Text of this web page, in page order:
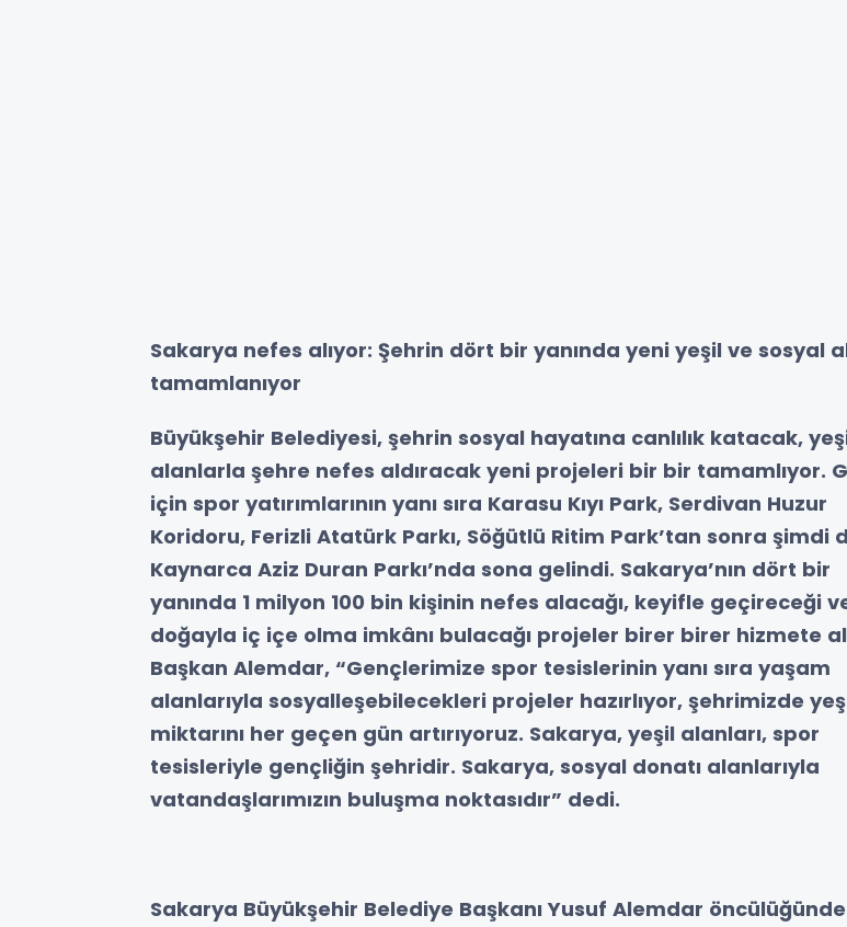
Sakarya nefes alıyor: Şehrin dört bir yanında yeni yeşil ve sosyal
tamamlanıyor
Büyükşehir Belediyesi, şehrin sosyal hayatına canlılık katacak,
alanlarla şehre nefes aldıracak yeni projeleri bir bir tamamlıyor.
için spor yatırımlarının yanı sıra Karasu Kıyı Park, Serdivan Huzur
Koridoru, Ferizli Atatürk Parkı, Söğütlü Ritim Park’tan sonra şimdi
Kaynarca Aziz Duran Parkı’nda sona gelindi. Sakarya’nın dört bir
yanında 1 milyon 100 bin kişinin nefes alacağı, keyifle geçireceği
doğayla iç içe olma imkânı bulacağı projeler birer birer hizmete
Başkan Alemdar, “Gençlerimize spor tesislerinin yanı sıra yaşam
alanlarıyla sosyalleşebilecekleri projeler hazırlıyor, şehrimizde
miktarını her geçen gün artırıyoruz. Sakarya, yeşil alanları, spor
tesisleriyle gençliğin şehridir. Sakarya, sosyal donatı alanlarıyla
vatandaşlarımızın buluşma noktasıdır” dedi.
Sakarya Büyükşehir Belediye Başkanı Yusuf Alemdar öncülüğünde